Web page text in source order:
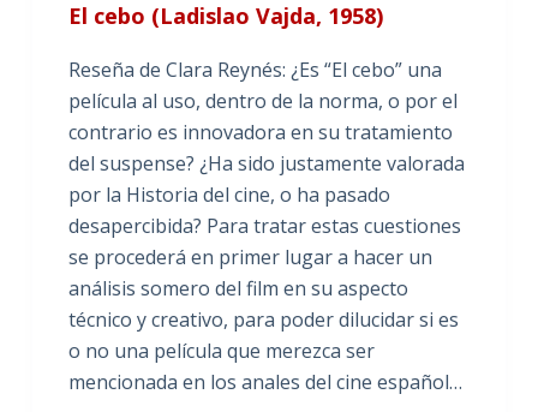
El cebo (Ladislao Vajda, 1958)
Reseña de Clara Reynés: ¿Es “El cebo” una
película al uso, dentro de la norma, o por el
contrario es innovadora en su tratamiento
del suspense? ¿Ha sido justamente valorada
por la Historia del cine, o ha pasado
desapercibida? Para tratar estas cuestiones
se procederá en primer lugar a hacer un
análisis somero del film en su aspecto
técnico y creativo, para poder dilucidar si es
o no una película que merezca ser
mencionada en los anales del cine español…